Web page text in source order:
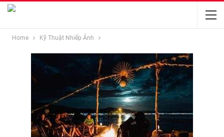
Home Kỹ Thuật Nhiếp Ảnh